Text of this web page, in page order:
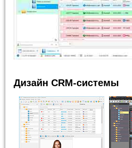
Дизайн CRM-системы